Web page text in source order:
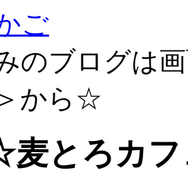
ご
のブログは
から☆
とろカフ